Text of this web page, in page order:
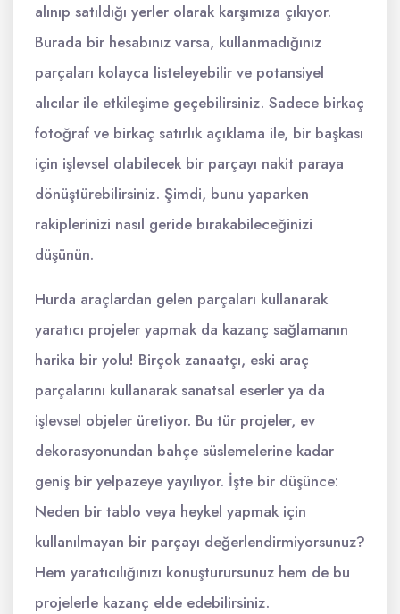
alınıp satıldığı yerler olarak karşımıza çıkıyor.
Burada bir hesabınız varsa, kullanmadığınız
parçaları kolayca listeleyebilir ve potansiyel
alıcılar ile etkileşime geçebilirsiniz. Sadece birkaç
fotoğraf ve birkaç satırlık açıklama ile, bir başkası
için işlevsel olabilecek bir parçayı nakit paraya
dönüştürebilirsiniz. Şimdi, bunu yaparken
rakiplerinizi nasıl geride bırakabileceğinizi
düşünün.
Hurda araçlardan gelen parçaları kullanarak
yaratıcı projeler yapmak da kazanç sağlamanın
harika bir yolu! Birçok zanaatçı, eski araç
parçalarını kullanarak sanatsal eserler ya da
işlevsel objeler üretiyor. Bu tür projeler, ev
dekorasyonundan bahçe süslemelerine kadar
geniş bir yelpazeye yayılıyor. İşte bir düşünce:
Neden bir tablo veya heykel yapmak için
kullanılmayan bir parçayı değerlendirmiyorsunuz?
Hem yaratıcılığınızı konuşturursunuz hem de bu
projelerle kazanç elde edebilirsiniz.